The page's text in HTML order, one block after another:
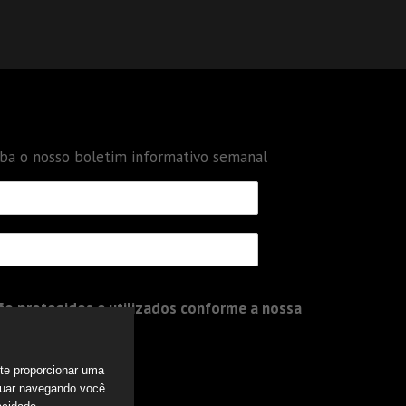
o nosso boletim informativo semanal
protegidos e utilizados conforme a nossa
proporcionar uma
navegando você